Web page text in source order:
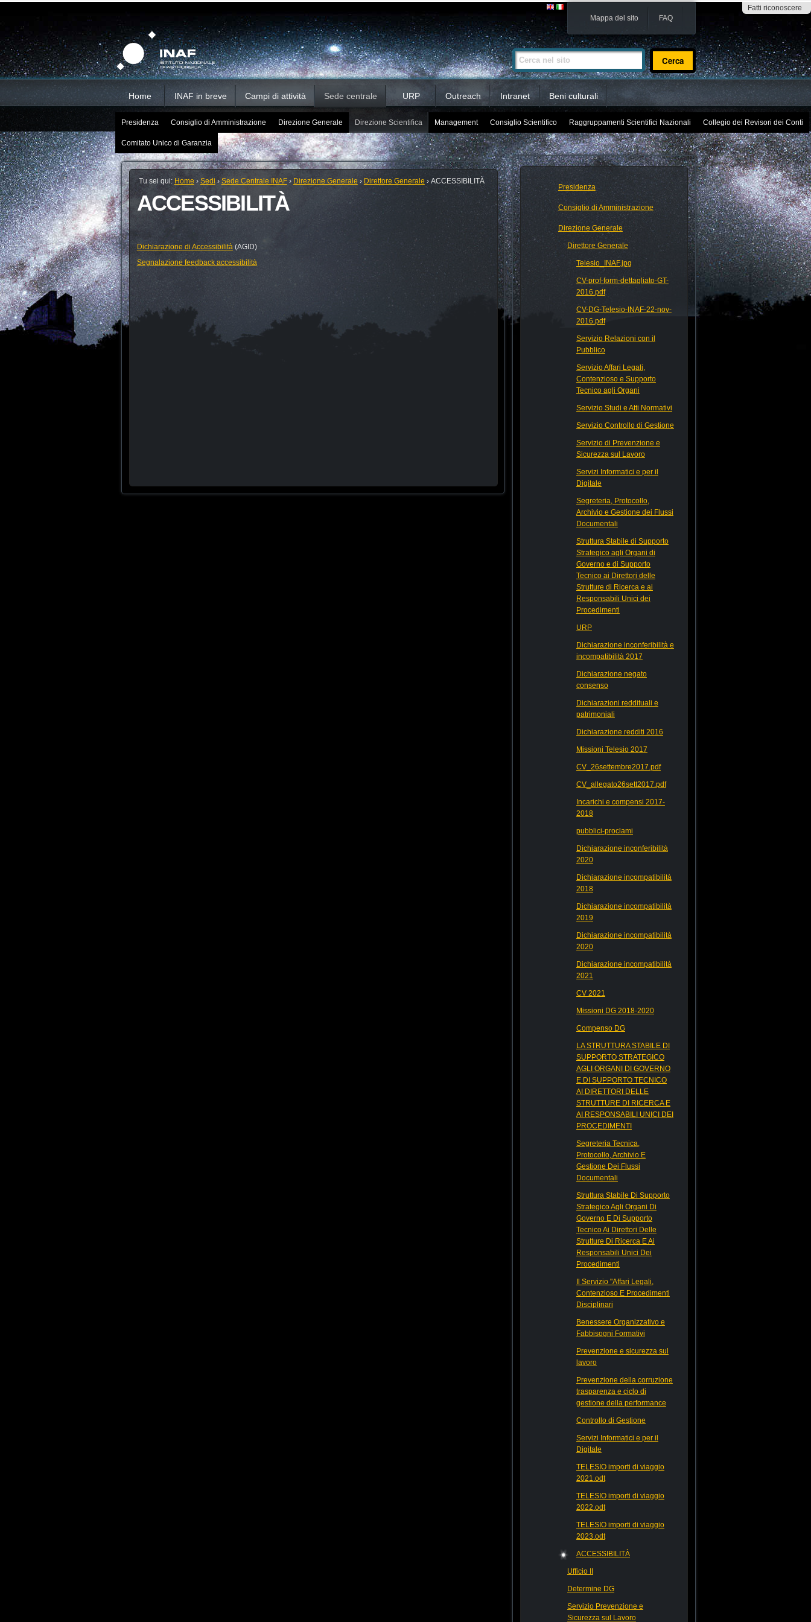
Fatti riconoscere
contenuti.
Salta
alla
navigazione
Mappa del sito FAQ
Cerca nel sito
Ricerca
avanzata…
Home INAF in breve Campi di attività Sede centrale URP Outreach Intranet Beni culturali
Presidenza Consiglio di Amministrazione Direzione Generale Direzione Scientifica Management Consiglio Scientifico Raggruppamenti Scientifici Nazionali Collegio dei Revisori dei Conti
Comitato Unico di Garanzia
Tu sei qui: Home › Sedi › Sede Centrale INAF › Direzione Generale › Direttore Generale › ACCESSIBILITÀ
ACCESSIBILITÀ
Dichiarazione di Accessibilità(AGID)
Segnalazione feedback accessibilità
Presidenza
Consiglio di Amministrazione
Direzione Generale
Direttore Generale
Telesio_INAF.jpg
CV-prof-form-dettagliato-GT-
2016.pdf
CV-DG-Telesio-INAF-22-nov-
2016.pdf
Servizio Relazioni con il
Pubblico
Servizio Affari Legali,
Contenzioso e Supporto
Tecnico agli Organi
Servizio Studi e Atti Normativi
Servizio Controllo di Gestione
Servizio di Prevenzione e
Sicurezza sul Lavoro
Servizi Informatici e per il
Digitale
Segreteria, Protocollo,
Archivio e Gestione dei Flussi
Documentali
Struttura Stabile di Supporto
Strategico agli Organi di
Governo e di Supporto
Tecnico ai Direttori delle
Strutture di Ricerca e ai
Responsabili Unici dei
Procedimenti
URP
Dichiarazione inconferibilità e
incompatibilità 2017
Dichiarazione negato
consenso
Dichiarazioni reddituali e
patrimoniali
Dichiarazione redditi 2016
Missioni Telesio 2017
CV_26settembre2017.pdf
CV_allegato26sett2017.pdf
Incarichi e compensi 2017-
2018
pubblici-proclami
Dichiarazione inconferibilità
2020
Dichiarazione incompatibilità
2018
Dichiarazione incompatibilità
2019
Dichiarazione incompatibilità
2020
Dichiarazione incompatibilità
2021
CV 2021
Missioni DG 2018-2020
Compenso DG
LA STRUTTURA STABILE DI
SUPPORTO STRATEGICO
AGLI ORGANI DI GOVERNO
E DI SUPPORTO TECNICO
AI DIRETTORI DELLE
STRUTTURE DI RICERCA E
AI RESPONSABILI UNICI DEI
PROCEDIMENTI
Segreteria Tecnica,
Protocollo, Archivio E
Gestione Dei Flussi
Documentali
Struttura Stabile Di Supporto
Strategico Agli Organi Di
Governo E Di Supporto
Tecnico Ai Direttori Delle
Strutture Di Ricerca E Ai
Responsabili Unici Dei
Procedimenti
Il Servizio "Affari Legali,
Contenzioso E Procedimenti
Disciplinari
Benessere Organizzativo e
Fabbisogni Formativi
Prevenzione e sicurezza sul
lavoro
Prevenzione della corruzione
trasparenza e ciclo di
gestione della performance
Controllo di Gestione
Servizi Informatici e per il
Digitale
TELESIO importi di viaggio
2021.odt
TELESIO importi di viaggio
2022.odt
TELESIO importi di viaggio
2023.odt
ACCESSIBILITÀ
Ufficio II
Determine DG
Servizio Prevenzione e
Sicurezza sul Lavoro